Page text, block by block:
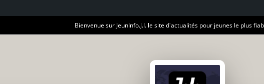
Bienvenue sur JeunInfo.J.I. le site d'actualités pour jeunes le plus